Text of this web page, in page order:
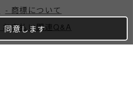
商標について
お支払い関連Q&A
同意します